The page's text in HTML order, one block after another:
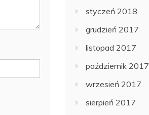
styczeń 2018
grudzień 2017
listopad 2017
październik 2017
wrzesień 2017
sierpień 2017